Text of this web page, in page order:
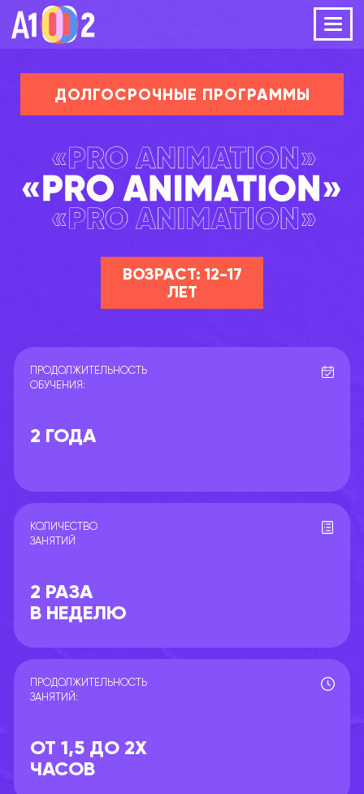
Меню
ДОЛГОСРОЧНЫЕ ПРОГРАММЫ
ВОЗРАСТ: 12-17
ЛЕТ
ПРОДОЛЖИТЕЛЬНОСТЬ
ОБУЧЕНИЯ:
2 ГОДА
КОЛИЧЕСТВО
ЗАНЯТИЙ
2 РАЗА
В НЕДЕЛЮ
ПРОДОЛЖИТЕЛЬНОСТЬ
ЗАНЯТИЙ:
ОТ 1,5 ДО 2Х
ЧАСОВ